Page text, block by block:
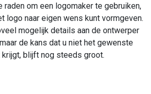
raden om een logomaker te gebruiken,
logo naar eigen wens kunt vormgeven.
mogelijk details aan de ontwerper
de kans dat u niet het gewenste
krijgt, blijft nog steeds groot.